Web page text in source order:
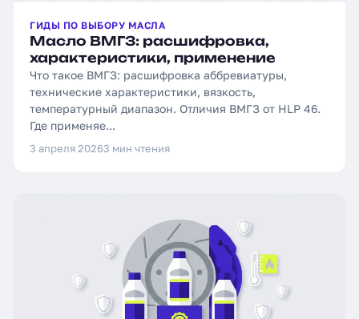
ГИДЫ ПО ВЫБОРУ МАСЛА
Масло ВМГЗ: расшифровка,
характеристики, применение
Что такое ВМГЗ: расшифровка аббревиатуры,
технические характеристики, вязкость,
температурный диапазон. Отличия ВМГЗ от HLP 46.
Где применяе...
3 апреля 20263 мин чтения